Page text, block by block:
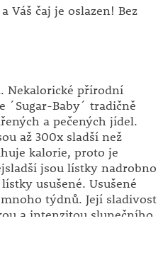
Váš čaj je oslazen! Bez
Nekalorické přírodní
´Sugar-Baby´ tradičně
a pečených jídel.
až 300x sladší než
kalorie, proto je
jsou lístky nadrobno
usušené. Usušené
týdnů. Její sladivost
a intenzitou slunečního
V létě ji můžete
pod 10°C. Na